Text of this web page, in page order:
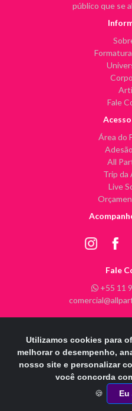
Utilizamos cookies para
melhorar o desempenho,
nosso site e personalizar
você concorda
🍪
Eu
público que se
Fale
Área do
All
Trip da
Live
Fale
+55 11
All Party Eventos @ 2026 -
POWEREDB Y
Otimizado